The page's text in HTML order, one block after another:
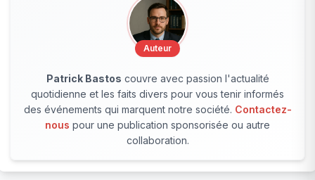
Auteur
Patrick Bastos couvre avec passion l'actualité
quotidienne et les faits divers pour vous tenir informés
des événements qui marquent notre société. Contactez-
nous pour une publication sponsorisée ou autre
collaboration.